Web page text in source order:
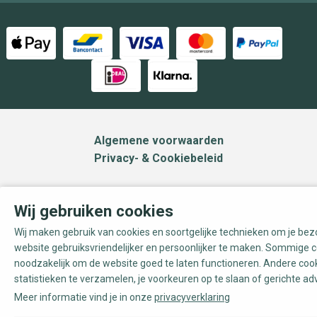
Algemene voorwaarden
Privacy- & Cookiebeleid
Wij gebruiken cookies
Wij maken gebruik van cookies en soortgelijke technieken om je
website gebruiksvriendelijker en persoonlijker te maken. Sommige
noodzakelijk om de website goed te laten functioneren. Andere
statistieken te verzamelen, je voorkeuren op te slaan of gerichte
Meer informatie vind je in onze privacyverklaring